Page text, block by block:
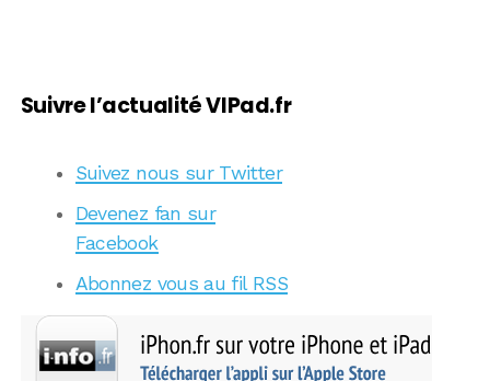
Suivre l’actualité VIPad.fr
Suivez nous sur Twitter
Devenez fan sur
Facebook
Abonnez vous au fil RSS